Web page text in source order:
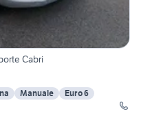
Cabri
Manuale
Euro 6